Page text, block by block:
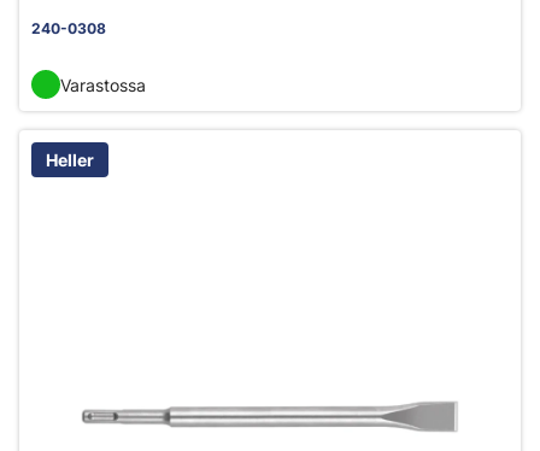
240-0308
Varastossa
Heller